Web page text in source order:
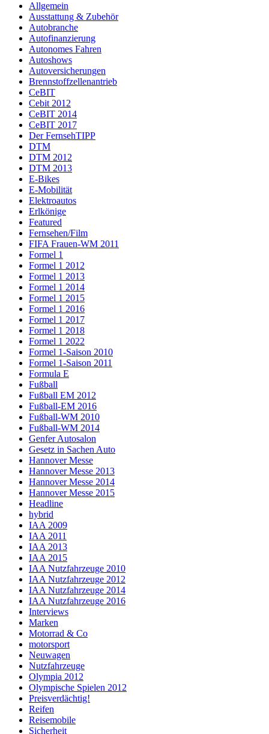
Allgemein
Ausstattung & Zubehör
Autobranche
Autofinanzierung
Autonomes Fahren
Autoshows
Autoversicherungen
Brennstoffzellenantrieb
CeBIT
Cebit 2012
CeBIT 2014
CeBIT 2017
Der FernsehTIPP
DTM
DTM 2012
DTM 2013
E-Bikes
E-Mobilität
Elektroautos
Erlkönige
Featured
Fernsehen/Film
FIFA Frauen-WM 2011
Formel 1
Formel 1 2012
Formel 1 2013
Formel 1 2014
Formel 1 2015
Formel 1 2016
Formel 1 2017
Formel 1 2018
Formel 1 2022
Formel 1-Saison 2010
Formel 1-Saison 2011
Formula E
Fußball
Fußball EM 2012
Fußball-EM 2016
Fußball-WM 2010
Fußball-WM 2014
Genfer Autosalon
Gesetz in Sachen Auto
Hannover Messe
Hannover Messe 2013
Hannover Messe 2014
Hannover Messe 2015
Headline
hybrid
IAA 2009
IAA 2011
IAA 2013
IAA 2015
IAA Nutzfahrzeuge 2010
IAA Nutzfahrzeuge 2012
IAA Nutzfahrzeuge 2014
IAA Nutzfahrzeuge 2016
Interviews
Marken
Motorrad & Co
motorsport
Neuwagen
Nutzfahrzeuge
Olympia 2012
Olympische Spielen 2012
Preisverdächtig!
Reifen
Reisemobile
Sicherheit